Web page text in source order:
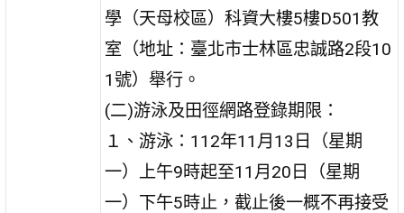
學（天母校區）科資大樓5樓D501教
室（地址：臺北市士林區忠誠路2段10
1號）舉行。
(二)游泳及田徑網路登錄期限：
１、游泳：112年11月13日（星期
一）上午9時起至11月20日（星期
一）下午5時止，截止後一概不再接受